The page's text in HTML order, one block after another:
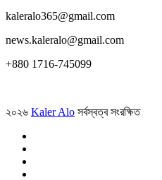
kaleralo365@gmail.com
news.kaleralo@gmail.com
+880 1716-745099
২০২৬ Kaler Alo সর্বস্বত্ব সংরক্ষিত